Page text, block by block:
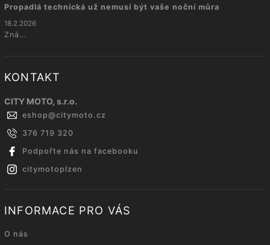
Propadlá technická už nemusí být vaše noční můra
18.2.2026
Zná...
KONTAKT
CITY MOTO, s.r.o.
eshop@citymoto.cz
376 719 320
Podpořte nás na facebooku
citymotoplzen
INFORMACE PRO VÁS
O nás